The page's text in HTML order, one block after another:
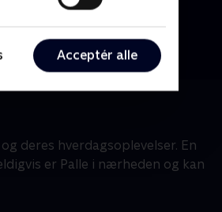
Acceptér alle
Sunes verden
• 1 sæsoner
deres hverdagsoplevelser. En
er Palle i nærheden og kan